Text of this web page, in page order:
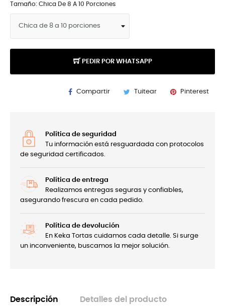
Tamaño: Chica De 8 A 10 Porciones
PEDIR POR WHATSAPP
Compartir Tuitear Pinterest
Política de seguridad
Tu información está resguardada con protocolos
de seguridad certificados.
Política de entrega
Realizamos entregas seguras y confiables,
asegurando frescura en cada pedido.
Política de devolución
En Keka Tortas cuidamos cada detalle. Si surge
un inconveniente, buscamos la mejor solución.
Descripción Detalles del producto